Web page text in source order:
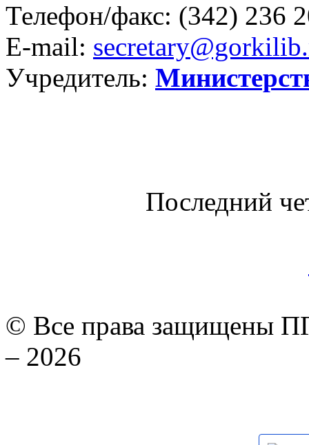
Телефон/факс: (342) 236
E-mail:
Учредитель:
Последний
© Все права защищены
– 2026